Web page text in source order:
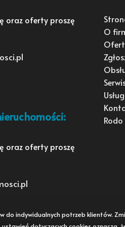
oraz oferty proszę
oraz oferty proszę
O
Rodo
indywidualnych potrzeb klientów.